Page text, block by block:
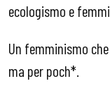
ecologismo e
Un femminismo
ma per poch*.